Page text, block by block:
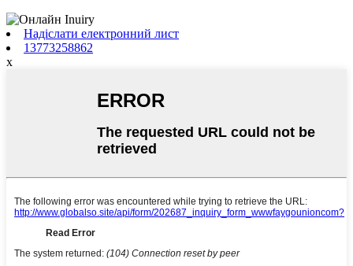
Надіслати електронний лист
13773258862
x